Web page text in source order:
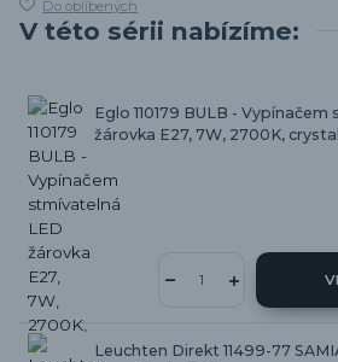
Do oblíbených
V této sérii nabízíme:
Eglo 110179 BULB -
žárovka E27, 7W, 2700K,
Leuchten Direkt 11499-77